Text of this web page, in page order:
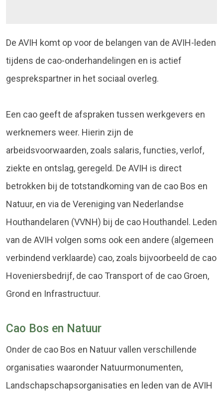
De AVIH komt op voor de belangen van de AVIH-leden
tijdens de cao-onderhandelingen en is actief
gesprekspartner in het sociaal overleg.
Een cao geeft de afspraken tussen werkgevers en
werknemers weer. Hierin zijn de
arbeidsvoorwaarden, zoals salaris, functies, verlof,
ziekte en ontslag, geregeld. De AVIH is direct
betrokken bij de totstandkoming van de cao Bos en
Natuur, en via de Vereniging van Nederlandse
Houthandelaren (VVNH) bij de cao Houthandel. Leden
van de AVIH volgen soms ook een andere (algemeen
verbindend verklaarde) cao, zoals bijvoorbeeld de cao
Hoveniersbedrijf, de cao Transport of de cao Groen,
Grond en Infrastructuur.
Cao Bos en Natuur
Onder de cao Bos en Natuur vallen verschillende
organisaties waaronder Natuurmonumenten,
Landschapschapsorganisaties en leden van de AVIH